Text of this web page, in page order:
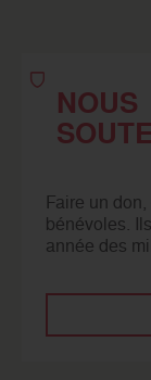
NOUS
Faire un
bénévoles.
année des